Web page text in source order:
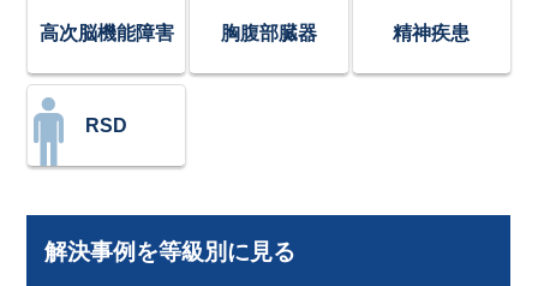
高次脳機能障害 胸腹部臓器 精神疾患
RSD
解決事例を等級別に見る